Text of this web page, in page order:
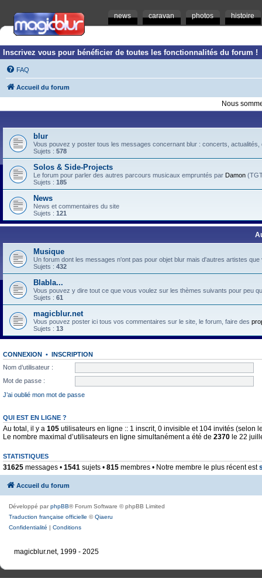
news caravan photos histoire
Inscrivez vous pour bénéficier de toutes les fonctionnalités du forum !
FAQ
Accueil du forum
Nous
blur
Vous pouvez y poster tous les messages concernant blur : concerts,
Sujets : 578
Solos & Side-Projects
Le forum pour parler des autres parcours musicaux empruntés par Damon
Sujets : 185
News
News et commentaires du site
Sujets : 121
Musique
Un forum dont les messages n'ont pas pour objet blur mais d'autres artistes
Sujets : 432
Blabla...
Vous pouvez y dire tout ce que vous voulez sur les thèmes suivants pour peu
Sujets : 61
magicblur.net
Vous pouvez poster ici tous vos commentaires sur le site, le forum, faire des
Sujets : 13
CONNEXION • INSCRIPTION
Nom d’utilisateur :
Mot de passe :
J’ai oublié mon mot de passe
QUI EST EN LIGNE ?
Au total, il y a 105 utilisateurs en ligne :: 1 inscrit, 0 invisible et 104 invités (selon
Le nombre maximal d’utilisateurs en ligne simultanément a été de 2370 le 22
STATISTIQUES
31625 messages • 1541 sujets • 815 membres • Notre membre le plus récent est
Accueil du forum
Développé parphpBB® Forum Software © phpBB Limited
Traduction française officielle ©Qiaeru
Confidentialité | Conditions
magicblur.net, 1999 - 2025